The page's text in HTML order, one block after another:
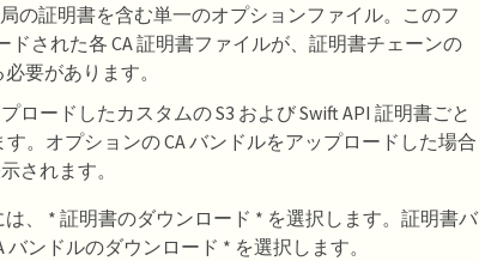
の証明書を含む単一のオプションファイル。このフ
ドされた各 CA 証明書ファイルが、証明書チェーンの
要があります。
ロードしたカスタムの S3 および Swift API 証明書ごと
。オプションの CA バンドルをアップロードした場合
されます。
、 * 証明書のダウンロード * を選択します。証明書バ
ンドルのダウンロード * を選択します。